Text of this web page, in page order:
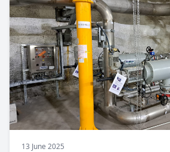
13 June 2025